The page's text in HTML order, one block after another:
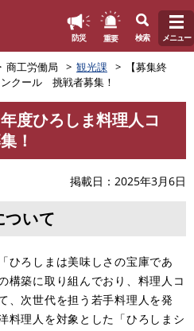
防災 重要 検索 メニュー
商工労働局 観光課
【募集終
クール 挑戦者募集！
度ひろしま料理人コ
！
掲載日 2025年3月6日
ついて
ひろしまは美味しさの宝庫であ
構築に取り組んでおり、料理人コ
、次世代を担う若手料理人を発
料理人を対象とした「ひろしまシ